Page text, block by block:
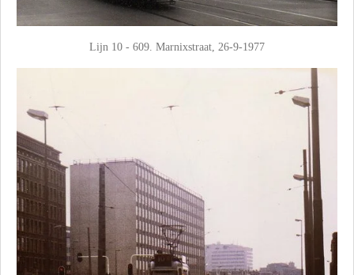
Lijn 10 - 609. Marnixstraat, 26-9-1977